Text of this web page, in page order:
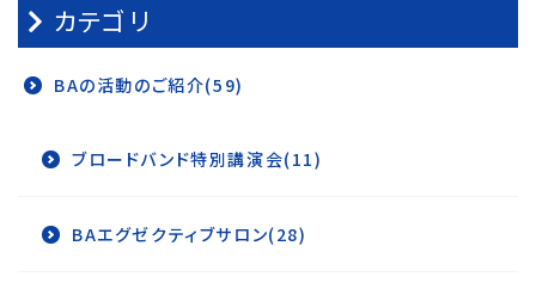
カテゴリ
BAの活動のご紹介(59)
ブロードバンド特別講演会(11)
BAエグゼクティブサロン(28)